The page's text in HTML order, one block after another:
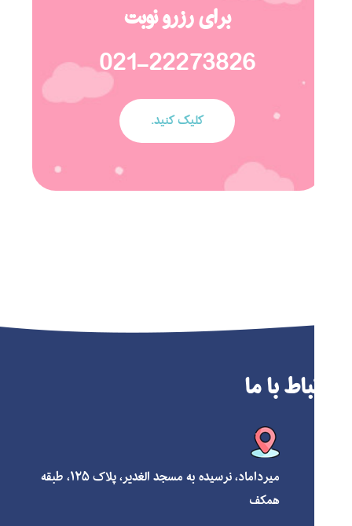
برای رزرو نوبت
021-22273826
کلیک کنید.
ارتباط با ما
میرداماد، نرسیده به مسجد الغدیر، پلاک ۱۲۵، طبقه
همکف